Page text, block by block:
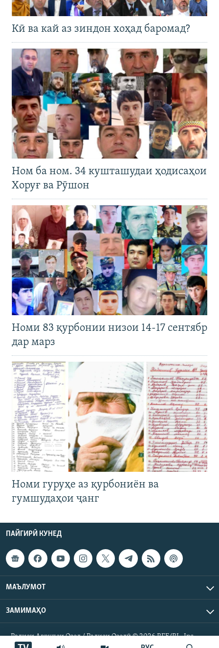
Кӣ ва кай аз зиндон хоҳад баромад?
Ном ба ном. 34 кушташудаи ҳодисаҳои
Хоруғ ва Рӯшон
Номи 83 қурбонии низои 14-17 сентябр
дар марз
Номи гуруҳе аз қурбониён ва
гумшудаҳои ҷанг
ПАЙГИРӢ КУНЕД
МАЪЛУМОТ
ЗАМИМАҲО
Радиои Аврупои Озод / Радиои Озодӣ © 2026 RFE/RL. Inc.
Ҳамаи ҳуқуқ маҳфуз аст.